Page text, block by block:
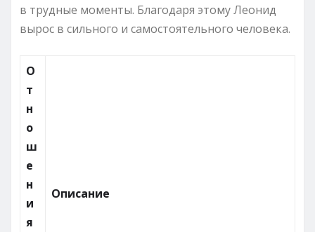
в трудные моменты. Благодаря этому Леонид
вырос в сильного и самостоятельного человека.
О
т
н
о
ш
е
н
и
я
Описание